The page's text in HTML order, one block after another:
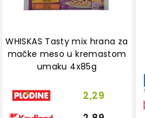
WHISKAS Tasty mix hrana za
mačke meso u kremastom
umaku 4x85g
2,29